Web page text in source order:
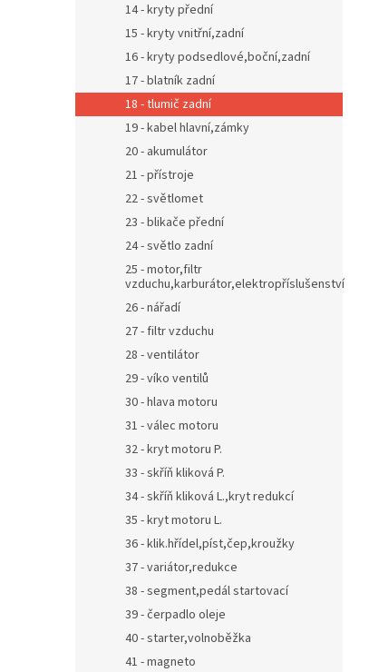
14 - kryty přední
15 - kryty vnitřní,zadní
16 - kryty podsedlové,boční,zadní
17 - blatník zadní
18 - tlumič zadní
19 - kabel hlavní,zámky
20 - akumulátor
21 - přístroje
22 - světlomet
23 - blikače přední
24 - světlo zadní
25 - motor,filtr
vzduchu,karburátor,elektropříslušenství
26 - nářadí
27 - filtr vzduchu
28 - ventilátor
29 - víko ventilů
30 - hlava motoru
31 - válec motoru
32 - kryt motoru P.
33 - skříň kliková P.
34 - skříň kliková L.,kryt redukcí
35 - kryt motoru L.
36 - klik.hřídel,píst,čep,kroužky
37 - variátor,redukce
38 - segment,pedál startovací
39 - čerpadlo oleje
40 - starter,volnoběžka
41 - magneto